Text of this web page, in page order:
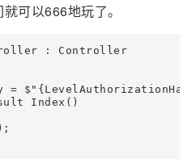
可以666地玩了。
: Controller
=
Index()